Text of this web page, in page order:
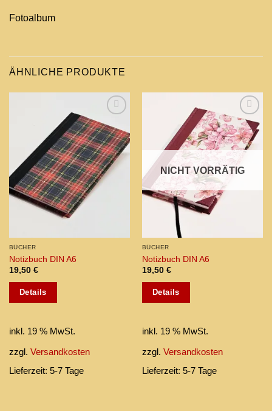
Fotoalbum
ÄHNLICHE PRODUKTE
Add to
wishlist
BÜCHER
Notizbuch DIN A6
19,50 €
Details
inkl. 19 % MwSt.
zzgl. Versandkosten
Lieferzeit: 5-7 Tage
Add to
wishlist
NICHT VORRÄTIG
BÜCHER
Notizbuch DIN A6
19,50 €
Details
inkl. 19 % MwSt.
zzgl. Versandkosten
Lieferzeit: 5-7 Tage